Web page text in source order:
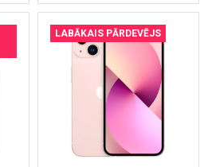
LABĀKAIS PĀRDEVĒJS